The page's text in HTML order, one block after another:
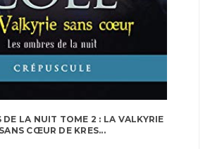
DE LA NUIT TOME 2 : LA VALKYRIE
SANS CŒUR DE KRES...